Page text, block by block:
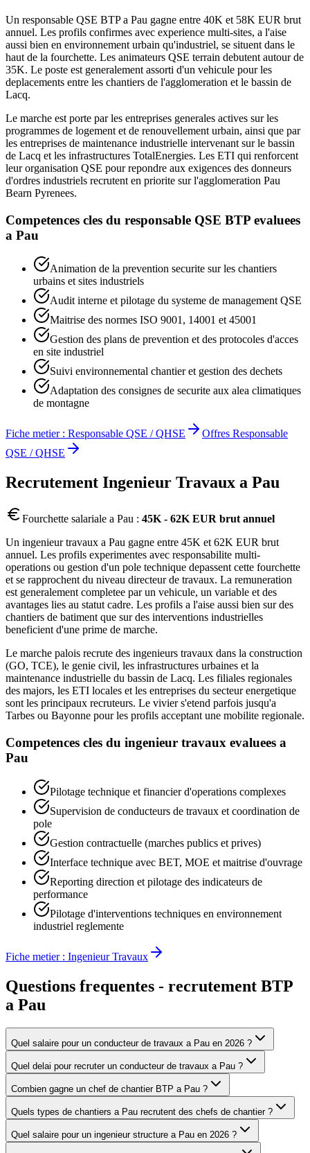
Un responsable QSE BTP a Pau gagne entre 40K et 58K EUR brut
annuel. Les profils confirmes avec experience multi-sites, a l'aise
aussi bien en environnement urbain qu'industriel, se situent dans le
haut de la fourchette. Les animateurs QSE terrain debutent autour de
35K. Le poste est generalement assorti d'un vehicule pour les
deplacements entre les chantiers de l'agglomeration et le bassin de
Lacq.
Le marche est porte par les entreprises generales actives sur les
programmes de logement et de renouvellement urbain, ainsi que par
les entreprises de maintenance industrielle intervenant sur le bassin
de Lacq et les infrastructures TotalEnergies. Les ETI qui renforcent
leur organisation QSE pour repondre aux exigences des donneurs
d'ordres industriels recrutent en priorite sur l'agglomeration Pau
Bearn Pyrenees.
Competences cles du responsable QSE BTP evaluees
a Pau
Animation de la prevention securite sur les chantiers
urbains et sites industriels
Audit interne et pilotage du systeme de management QSE
Maitrise des normes ISO 9001, 14001 et 45001
Gestion des plans de prevention et des protocoles d'acces
en site industriel
Suivi environnemental chantier et gestion des dechets
Adaptation des consignes de securite aux alea climatiques
de montagne
Fiche metier : Responsable QSE / QHSE Offres Responsable
QSE / QHSE
Recrutement Ingenieur Travaux a Pau
Fourchette salariale a Pau : 45K - 62K EUR brut annuel
Un ingenieur travaux a Pau gagne entre 45K et 62K EUR brut
annuel. Les profils experimentes avec responsabilite multi-
operations ou gestion d'un pole technique depassent cette fourchette
et se rapprochent du niveau directeur de travaux. La remuneration
est generalement completee par un vehicule, un variable et des
avantages lies au statut cadre. Les profils a l'aise aussi bien sur des
chantiers de batiment que sur des interventions industrielles
beneficient d'une prime de marche.
Le marche palois recrute des ingenieurs travaux dans la construction
(GO, TCE), le genie civil, les infrastructures urbaines et la
maintenance industrielle du bassin de Lacq. Les filiales regionales
des majors, les ETI locales et les entreprises du secteur energetique
sont les principaux recruteurs. Le vivier s'etend parfois jusqu'a
Tarbes ou Bayonne pour les profils acceptant une mobilite regionale.
Competences cles du ingenieur travaux evaluees a
Pau
Pilotage technique et financier d'operations complexes
Supervision de conducteurs de travaux et coordination de
pole
Gestion contractuelle (marches publics et prives)
Interface technique avec BET, MOE et maitrise d'ouvrage
Reporting direction et pilotage des indicateurs de
performance
Pilotage d'interventions techniques en environnement
industriel reglemente
Fiche metier : Ingenieur Travaux
Questions frequentes - recrutement BTP
a Pau
Quel salaire pour un conducteur de travaux a Pau en 2026 ?
Quel delai pour recruter un conducteur de travaux a Pau ?
Combien gagne un chef de chantier BTP a Pau ?
Quels types de chantiers a Pau recrutent des chefs de chantier ?
Quel salaire pour un ingenieur structure a Pau en 2026 ?